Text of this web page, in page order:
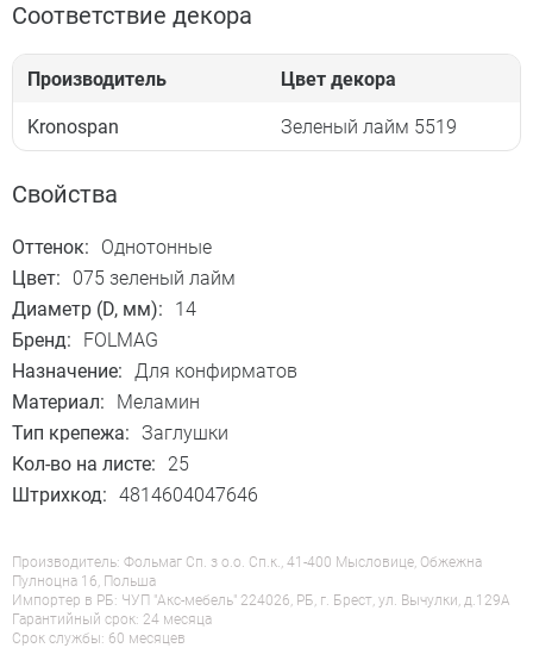
Соответствие декора
Производитель Цвет декора
Kronospan Зеленый лайм 5519
Свойства
Оттенок:
Однотонные
Цвет:
075 зеленый лайм
Диаметр (D, мм):
14
Бренд:
FOLMAG
Назначение: Для конфирматов
Материал:
Меламин
Тип крепежа: Заглушки
Кол-во на листе:
25
Штрихкод: 4814604047646
Производитель: Фольмаг Сп. з о.о. Сп.к., 41-400 Мысловице, Обжежна
Пулноцна 16, Польша
Импортер в РБ: ЧУП "Акс-мебель" 224026, РБ, г. Брест, ул. Вычулки, д.129А
Гарантийный срок: 24 месяца
Срок службы: 60 месяцев